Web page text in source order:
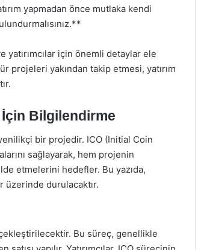
yapmadan önce mutlaka kendi
yatırımcılar için önemli detaylar ele
projeleri yakından takip etmesi, yatırım
İçin Bilgilendirme
bir projedir. ICO (Initial Coin
sağlayarak, hem projenin
etmelerini hedefler. Bu yazıda,
üzerinde durulacaktır.
Bu süreç, genellikle